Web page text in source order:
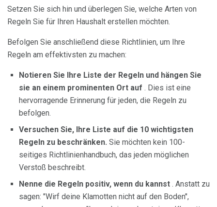
Setzen Sie sich hin und überlegen Sie, welche Arten von
Regeln Sie für Ihren Haushalt erstellen möchten.
Befolgen Sie anschließend diese Richtlinien, um Ihre
Regeln am effektivsten zu machen:
Notieren Sie Ihre Liste der Regeln und hängen Sie
sie an einem prominenten Ort auf . Dies ist eine
hervorragende Erinnerung für jeden, die Regeln zu
befolgen.
Versuchen Sie, Ihre Liste auf die 10 wichtigsten
Regeln zu beschränken. Sie möchten kein 100-
seitiges Richtlinienhandbuch, das jeden möglichen
Verstoß beschreibt.
Nenne die Regeln positiv, wenn du kannst . Anstatt zu
sagen: "Wirf deine Klamotten nicht auf den Boden",